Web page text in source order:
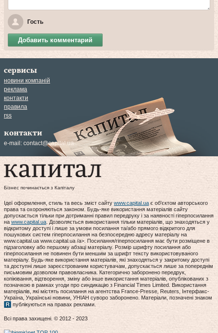
Гость
Добавить комментарий
сервисы
новини компаній
реклама
контакти
правила
rss
контакти
e-mail: contact@capital.ua
Бізнес починається з Капіталу
Ідеї оформлення, стиль та весь зміст сайту www.capital.ua є об'єктом авторського
права та охороняються законом. Будь-яке використання матеріалів сайту
допускається тільки при дотриманні правил передруку і за наявності гіперпосилання
на www.capital.ua. Дозволяється використання тільки матеріалів, що знаходяться у
відкритому доступі і лише за умови посилання та/або прямого відкритого для
пошукових систем гіперпосилання на безпосередню адресу матеріалу на
www.capital.ua www.capital.ua /a>. Посилання/гіперпосилання має бути розміщене в
підзаголовку або першому абзаці матеріалу. Розмір шрифту посилання або
гіперпосилання не повинен бути меншим за шрифт тексту використовуваного
матеріалу. Будь-яке використання матеріалів, які знаходяться у закритому доступі
та доступні лише зареєстрованим користувачам, допускається лише за попереднім
письмовим дозволом правовласника. Категорично заборонено передрук,
копіювання, відтворення, зміну або інше використання матеріалів, опублікованих з
позначкою в рамках угоди про синдикацію з Financial Times Limited. Використання
матеріалів, які містять посилання на агентства France-Presse, Reuters, Інтерфакс-
Україна, Українські новини, УНІАН суворо заборонено. Матеріали, позначені знаком
публікуються на правах реклами.
Всі права захищені. © 2012 - 2023